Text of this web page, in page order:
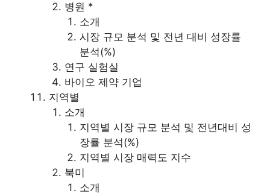
병원 *
소개
시장 규모 분석 및 전년 대비 성장률
분석(%)
연구 실험실
바이오 제약 기업
지역별
소개
지역별 시장 규모 분석 및 전년대비 성
장률 분석(%)
지역별 시장 매력도 지수
북미
소개